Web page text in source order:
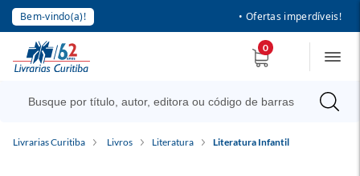
Bem-vindo(a)! • Ofertas imperdíveis!
0
Livrarias Curitiba Livros Literatura Literatura Infantil